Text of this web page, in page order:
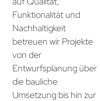
Funktionalität und
Nachhaltigkeit
betreuen wir Projekte
von der
Entwurfsplanung über
die bauliche
Umsetzung bis hin zur